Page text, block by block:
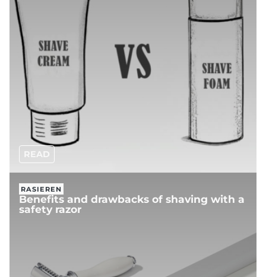
READ
RASIEREN
Benefits and drawbacks of shaving with a
safety razor